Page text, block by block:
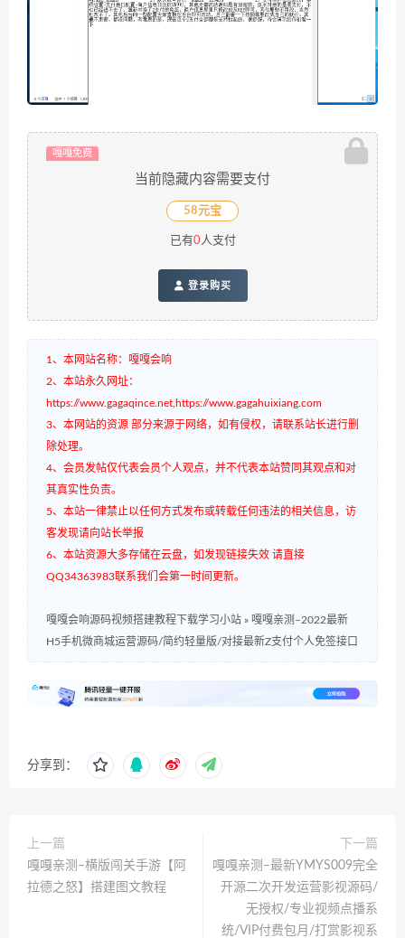
嘎嘎免费
当前隐藏内容需要支付
58元宝
已有0人支付
登录购买
1、本网站名称：嘎嘎会响
2、本站永久网址：
https://www.gagaqince.net,https://www.gagahuixiang.com
3、本网站的资源 部分来源于网络，如有侵权，请联系站长进行删
除处理。
4、会员发帖仅代表会员个人观点，并不代表本站赞同其观点和对
其真实性负责。
5、本站一律禁止以任何方式发布或转载任何违法的相关信息，访
客发现请向站长举报
6、本站资源大多存储在云盘，如发现链接失效 请直接
QQ34363983联系我们会第一时间更新。
嘎嘎会响源码视频搭建教程下载学习小站 » 嘎嘎亲测–2022最新
H5手机微商城运营源码/简约轻量版/对接最新Z支付个人免签接口
分享到：
上一篇
嘎嘎亲测–横版闯关手游【阿
拉德之怒】搭建图文教程
下一篇
嘎嘎亲测–最新YMYS009完全
开源二次开发运营影视源码/
无授权/专业视频点播系
统/VIP付费包月/打赏影视系